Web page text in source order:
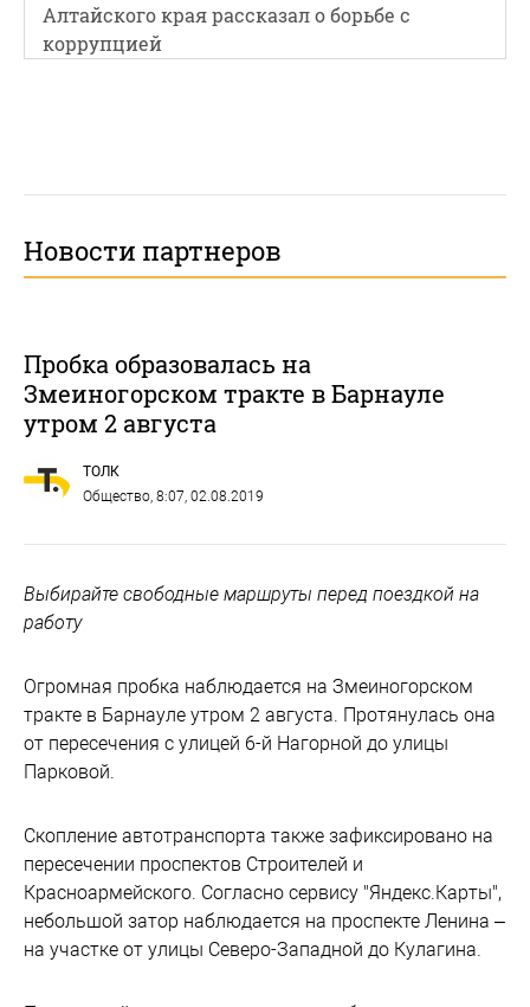
Алтайского края рассказал о борьбе с
коррупцией
Новости партнеров
Пробка образовалась на
Змеиногорском тракте в Барнауле
утром 2 августа
ТОЛК
Общество, 8:07, 02.08.2019
Выбирайте свободные маршруты перед поездкой на
работу
Огромная пробка наблюдается на Змеиногорском
тракте в Барнауле утром 2 августа. Протянулась она
от пересечения с улицей 6-й Нагорной до улицы
Парковой.
Скопление автотранспорта также зафиксировано на
пересечении проспектов Строителей и
Красноармейского. Согласно сервису "Яндекс.Карты",
небольшой затор наблюдается на проспекте Ленина –
на участке от улицы Северо-Западной до Кулагина.